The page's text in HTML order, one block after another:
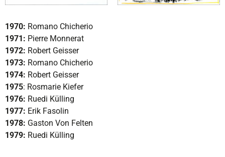
1970: Romano Chicherio
1971: Pierre Monnerat
1972: Robert Geisser
1973: Romano Chicherio
1974: Robert Geisser
1975: Rosmarie Kiefer
1976: Ruedi Külling
1977: Erik Fasolin
1978: Gaston Von Felten
1979: Ruedi Külling